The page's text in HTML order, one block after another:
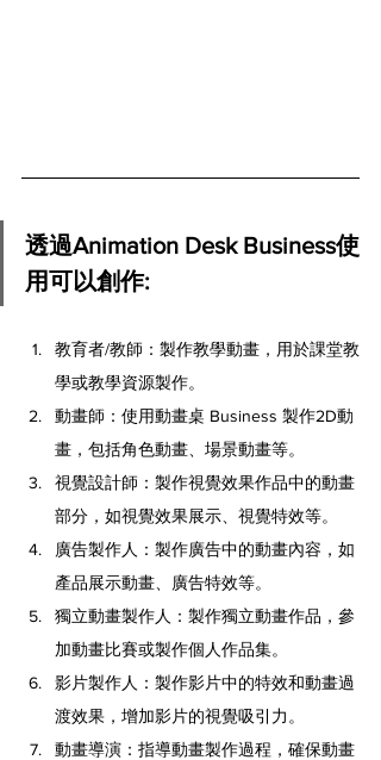
透過Animation Desk Business使
用可以創作:
教育者/教師：製作教學動畫，用於課堂教
學或教學資源製作。
動畫師：使用動畫桌 Business 製作2D動
畫，包括角色動畫、場景動畫等。
視覺設計師：製作視覺效果作品中的動畫
部分，如視覺效果展示、視覺特效等。
廣告製作人：製作廣告中的動畫內容，如
產品展示動畫、廣告特效等。
獨立動畫製作人：製作獨立動畫作品，參
加動畫比賽或製作個人作品集。
影片製作人：製作影片中的特效和動畫過
渡效果，增加影片的視覺吸引力。
動畫導演：指導動畫製作過程，確保動畫